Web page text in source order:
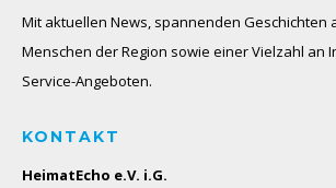
Mit aktuellen News, spannenden Geschichten
Menschen der Region sowie einer Vielzahl an
Service-Angeboten.
KONTAKT
HeimatEcho e.V. i.G.